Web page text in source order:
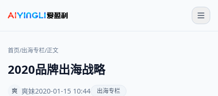
首页/出海专栏/正文
2020品牌出海战略
爽 爽妹2020-01-15 10:44 出海专栏